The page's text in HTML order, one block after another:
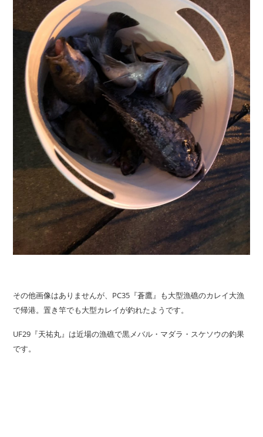
その他画像はありませんが、PC35『蒼鷹』も大型漁礁のカレイ大漁
で帰港。置き竿でも大型カレイが釣れたようです。
UF29『天祐丸』は近場の漁礁で黒メバル・マダラ・スケソウの釣果
です。